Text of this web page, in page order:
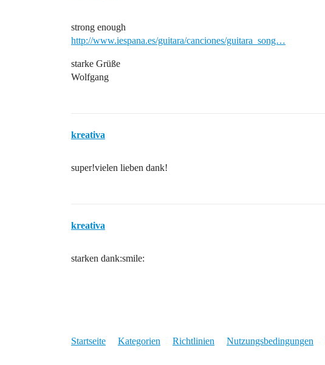
strong enough
http://www.iespana.es/guitara/canciones/guitara_song…
starke Grüße
Wolfgang
kreativa
super!vielen lieben dank!
kreativa
starken dank:smile:
Startseite Kategorien Richtlinien Nutzungsbedingungen